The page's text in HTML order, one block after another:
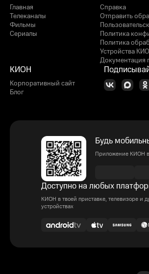
Главная
Телеканалы
Фильмы
Сериалы
Справка
Отправить
Политика
Политика
Устройства
Документация
КИОН
Корпоративный сайт
Блог
Будь
Приложение КИОН
Доступно на любых
КИОН в твоей приставке, телевизоре и
устройствах